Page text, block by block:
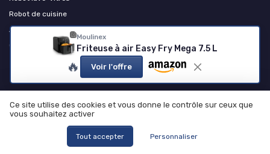
Moulinex
Friteuse à air Easy Fry Mega 7.5 L
🔥 Voir l'offre
Robot de cuisine
Autres produits et accessoires
Chauffage et confort thermique
Comment réinitialiser votre machine à café Krups à grain EA81
Que penser de l'airfryer Silvercrest ?
Téléchargez gratuitement le livre de recettes pour airfryer Philips en
Ce site utilise des cookies et vous donne le contrôle sur ceux que
vous souhaitez activer
Tout accepter Personnaliser